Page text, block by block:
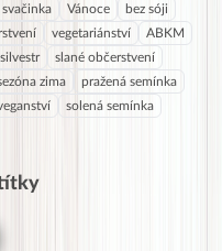
svačinka Vánoce
bez sóji
vegetariánství
ABKM
silvestr
slané občerstvení
zima
pražená semínka
solená semínka